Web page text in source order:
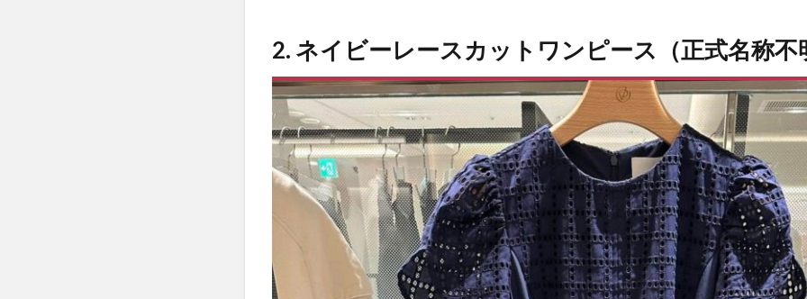
2. ネイビーレースカットワンピース（正式名称不